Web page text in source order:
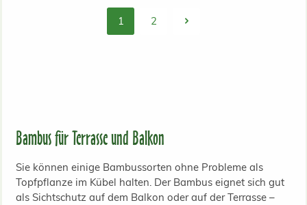
Seite
1 Seite
2
Bambus für Terrasse und Balkon
Sie können einige Bambussorten ohne Probleme als
Topfpflanze im Kübel halten. Der Bambus eignet sich gut
als Sichtschutz auf dem Balkon oder auf der Terrasse –